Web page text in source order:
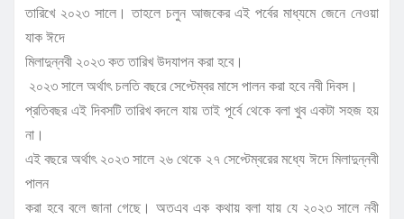
তারিখে ২০২৩ সালে। তাহলে চলুন আজকের এই পর্বের মাধ্যমে জেনে নেওয়া
যাক ঈদে
মিলাদুন্নবী ২০২৩ কত তারিখ উদযাপন করা হবে।
২০২৩ সালে অর্থাৎ চলতি বছরে সেপ্টেম্বর মাসে পালন করা হবে নবী দিবস।
প্রতিবছর এই দিবসটি তারিখ বদলে যায় তাই পূর্বে থেকে বলা খুব একটা সহজ হয়
না।
এই বছরে অর্থাৎ ২০২৩ সালে ২৬ থেকে ২৭ সেপ্টেম্বরের মধ্যে ঈদে মিলাদুন্নবী
পালন
করা হবে বলে জানা গেছে। অতএব এক কথায় বলা যায় যে ২০২৩ সালে নবী